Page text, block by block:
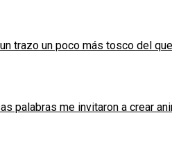
trazo un poco más tosco del
palabras me invitaron a crear